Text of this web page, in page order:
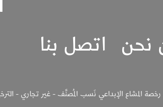
نحن اتصل بنا
المشاع الإبداعي نَسب المُصنَّف - غير تجاري - الترخيص